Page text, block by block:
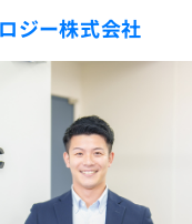
ジー株式会社